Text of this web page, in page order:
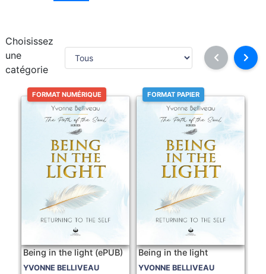
Choisissez
une
catégorie
FORMAT NUMÉRIQUE
Being in the light (ePUB)
YVONNE BELLIVEAU
FORMAT PAPIER
Being in the light
YVONNE BELLIVEAU